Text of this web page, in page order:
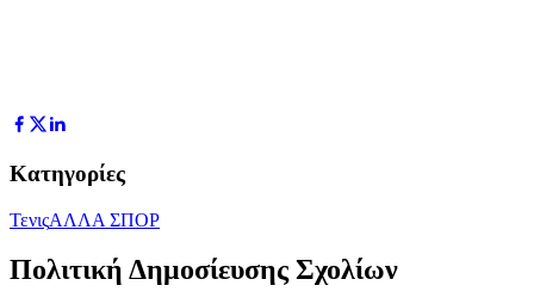
Κατηγορίες
ΤενιςΑΛΛΑ ΣΠΟΡ
Πολιτική Δημοσίευσης Σχολίων